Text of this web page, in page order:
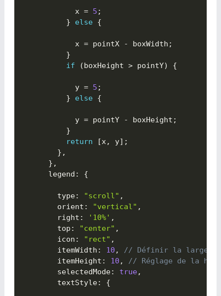
            x
= 5 ;
}
else {
            x
= pointX - boxWidth ;
}
if
(boxHeight > pointY) {
            y
= 5 ;
}
else {
            y
= pointY - boxHeight ;
}
return
[x, y] ;
} ,
} ,
      legend
: {
        type
: "scroll" ,
        orient
: "vertical" ,
        right
: '10%' ,
        top
: "center" ,
        icon
: "rect" ,
        itemWidth
: 10 ,
// Définir la largeur
        itemHeight
: 10 ,
// Réglage de la
        selectedMode
: true,
        textStyle
: {